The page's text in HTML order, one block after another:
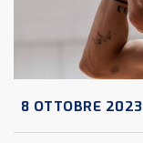
8 OTTOBRE 2023